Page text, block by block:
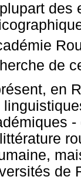
des
de
en
de